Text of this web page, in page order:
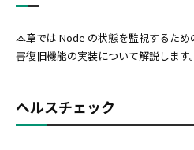
本章では Node の状態を監視するた
害復旧機能の実装について解説します。
ヘルスチェック